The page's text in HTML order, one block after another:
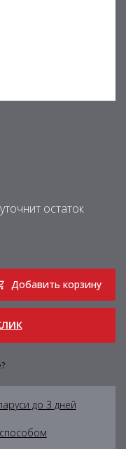
остаток
Добавить корзину
до 3 дней